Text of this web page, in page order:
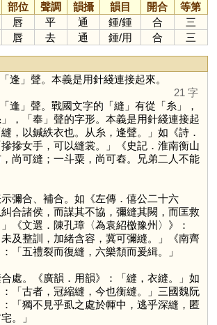
部位 聲調 韻攝 韻目 開合
等第
唇 平 通 鍾/鍾 合
三
唇 去 通 鍾/用 合 三
逢 」聲。本義是用針綫連接起來。
21 字
逢 」聲。戰國文字的「縫 」有從「糸」，
」，「奉 」聲的字形。本義是用針綫連接起
，以鍼紩衣也。从糸，逢聲。」如《詩．
摻女手，可以縫裳。」《史記．淮南衡山
尚可縫；一斗粟，尚可舂。兄弟二人不能
示彌合、補合。如《左傳．僖公二十六
合諸侯，而謀其不協，彌縫其闕，而匡救
《文選．陳孔璋〈為袁紹檄豫州〉》：
未及整訓，加緒含容，冀可彌縫。」《南齊
「五禮裂而復縫，六樂頹而爰緝。」
合處。《廣韻．用韻》：「縫，衣縫。」如
：「古者，冠縮縫，今也衡縫。」三國魏阮
「獨不見乎虱之處於㡓中，逃乎深縫，匿
。」